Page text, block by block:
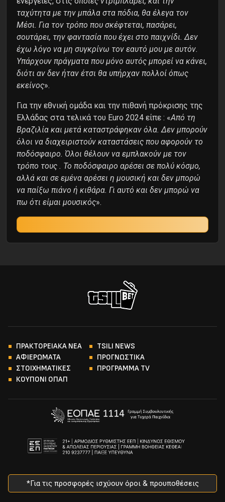
ταχύτητα με την μπάλα στα πόδια, θα έλεγα τον
Μέσι. Για τον τρόπο που σκέφτεται, πασάρει,
σουτάρει, την φαντασία που έχει στο παιχνίδι. Δεν
έχω λόγο να μη συγκρίνω τον εαυτό μου με αυτόν.
Υπάρχουν πράγματα που μόνο αυτός μπορεί να κάνει,
διότι αν δεν ήταν έτσι θα υπήρχαν πολλοί όπως
εκείνος».
Για την εθνική ομάδα και την πιθανή πρόκρισης της
Ελλάδας στα τελικά του Euro 2024 είπε : «Από τη
Βραζιλία και μετά καταστράφηκαν όλα. Δεν μπορούν
όλοι να διαχειριστούν καταστάσεις που αφορούν το
ποδόσφαιρο. Όλοι θέλουν να εμπλακούν με τον
τρόπο τους . Το ποδόσφαιρο αρέσει σε πολύ κόσμο,
αλλά και σε εμένα αρέσει η μουσική και δεν μπορώ
να παίξω πιάνο ή κιθάρα. Γι αυτό και δεν μπορώ να
πω ότι είμαι μουσικός».
ΠΡΑΚΤΟΡΕΙΑΚΑ ΝΕΑ
TSILI NEWS
ΑΦΙΕΡΩΜΑΤΑ
ΠΡΟΓΝΩΣΤΙΚΑ
ΣΤΟΙΧΗΜΑΤΙΚΕΣ
ΠΡΟΓΡΑΜΜΑ TV
ΚΟΥΠΟΝΙ ΟΠΑΠ
*Για τις προσφορές ισχύουν όροι & προυποθέσεις